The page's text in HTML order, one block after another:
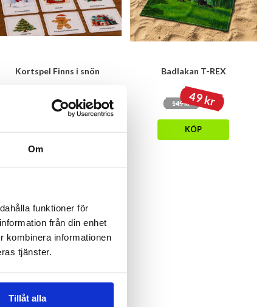
Om
funktioner för
från din enhet
kombinera informationen
tjänster.
Tillåt alla
Kortspel Finns i snön
39 kr
Badlakan T-REX
149 kr49 kr
KÖP